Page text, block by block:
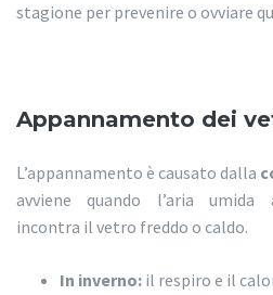
stagione per prevenire o ovviare
Appannamento dei
L’appannamento è causato dalla
avviene quando l’aria umida
incontra il vetro freddo o caldo.
In inverno: il respiro e il